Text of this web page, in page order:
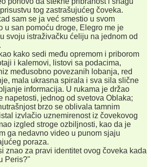
tog zastrašujućeg čoveka.
sam se ja već smestio u svom
u san pomoću droge, Elegro me je
svoju istraživačku ćeliju na jednom od
kako sedi među opremom i priborom
i kalemovi, listovi sa podacima,
međusobno povezanih lobanja, red
mala ukrasna spirala i sva sila slične
informacija. U rukama je držao
napetosti, jednog od svetova Oblaka;
brzo se oblivala tamnim
izvlačio uznemirenost iz čovekovog
izgled stroge ozbiljnosti, kao da je
ga nedavno video u punom sjaju
poraza.
za pravi identitet ovog čoveka kada
Peris?"